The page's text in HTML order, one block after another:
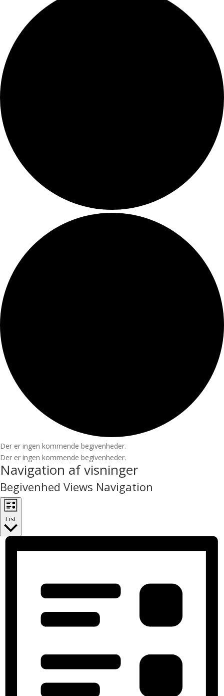
Der er ingen kommende begivenheder.
Der er ingen kommende begivenheder.
Navigation af visninger
Begivenhed Views Navigation
List